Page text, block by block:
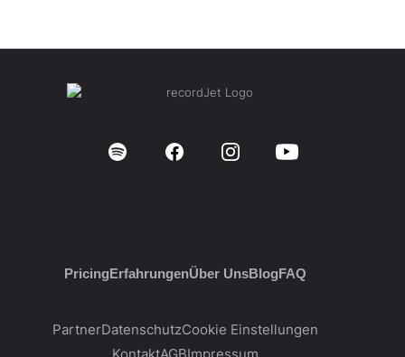
PricingErfahrungenÜber UnsBlogFAQ
PartnerDatenschutzCookie Einstellungen